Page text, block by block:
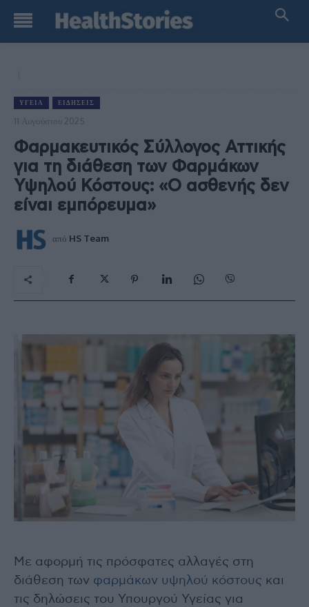
ΥΓΕΊΑ ΕΙΔΉΣΕΙΣ
11 Αυγούστου 2025
Φαρμακευτικός Σύλλογος Αττικής
για τη διάθεση των Φαρμάκων
Υψηλού Κόστους: «Ο ασθενής δεν
είναι εμπόρευμα»
από HS Team
Με αφορμή τις πρόσφατες αλλαγές στη
διάθεση των φαρμάκων υψηλού κόστους και
τις δηλώσεις του Υπουργού Υγείας για